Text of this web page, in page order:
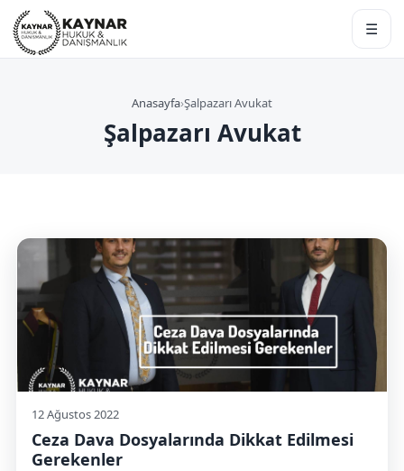
☰
Anasayfa›Şalpazarı Avukat
Şalpazarı Avukat
12 Ağustos 2022
Ceza Dava Dosyalarında Dikkat Edilmesi
Gerekenler